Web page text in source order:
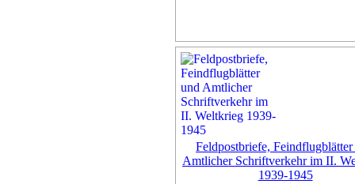
Feldpostbriefe,
Amtlicher Schriftverkehr im II.
1939-1945